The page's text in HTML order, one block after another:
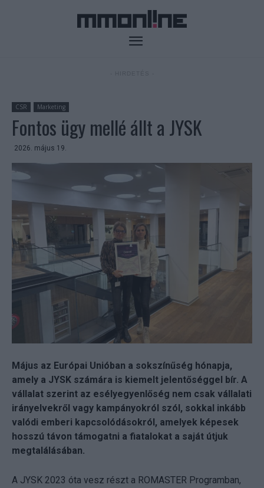
CSR Marketing
Fontos ügy mellé állt a JYSK
2026. május 19.
Május az Európai Unióban a sokszínűség hónapja,
amely a JYSK számára is kiemelt jelentőséggel bír. A
vállalat szerint az esélyegyenlőség nem csak vállalati
irányelvekről vagy kampányokról szól, sokkal inkább
valódi emberi kapcsolódásokról, amelyek képesek
hosszú távon támogatni a fiatalokat a saját útjuk
megtalálásában.
A JYSK 2023 óta vesz részt a ROMASTER Programban,